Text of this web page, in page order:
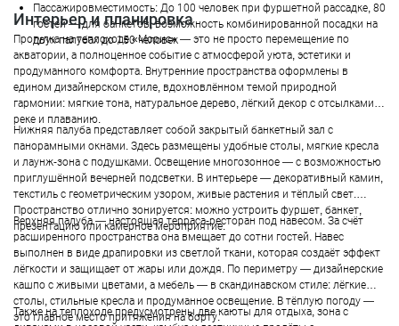
Пассажировместимость: До 100 человек при фуршетной рассадке, 80
гостей — для банкетов, возможность комбинированной посадки на
двух палубах до 150 человек
Интерьер и планировка
Прогулка на теплоходе «Морис» — это не просто перемещение по
акватории, а полноценное событие с атмосферой уюта, эстетики и
продуманного комфорта. Внутренние пространства оформлены в
едином дизайнерском стиле, вдохновлённом темой природной
гармонии: мягкие тона, натуральное дерево, лёгкий декор с отсылками к
реке и плаванию.
Нижняя палуба представляет собой закрытый банкетный зал с
панорамными окнами. Здесь размещены удобные столы, мягкие кресла
и лаунж-зона с подушками. Освещение многозонное — с возможностью
приглушённой вечерней подсветки. В интерьере — декоративный камин,
текстиль с геометрическим узором, живые растения и тёплый свет.
Пространство отлично зонируется: можно устроить фуршет, банкет,
презентацию или камерное мероприятие.
Верхняя палуба — настоящая терраса-ресторан под навесом. За счёт
расширенного пространства она вмещает до сотни гостей. Навес
выполнен в виде драпировки из светлой ткани, которая создаёт эффект
лёгкости и защищает от жары или дождя. По периметру — дизайнерские
кашпо с живыми цветами, а мебель — в скандинавском стиле: лёгкие
столы, стильные кресла и продуманное освещение. В тёплую погоду —
это главное место притяжения на борту.
Также на теплоходе предусмотрены две каюты для отдыха, зона с